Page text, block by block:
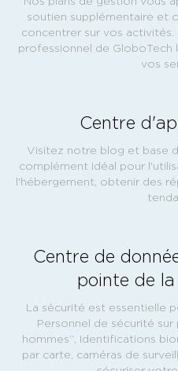
soutien supplémentaire et
concentrer sur vos activités.
professionnel de GloboTech
vos
Centre
Visitez notre blog et base
complément idéal pour
l'hébergement, obtenir des
Centre de
pointe de
La sécurité est essentielle
Personnel de sécurité sur
hommes’’, Identifications
par carte, caméras de